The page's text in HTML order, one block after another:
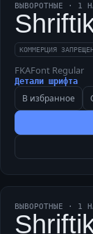
ВЫВОРОТНЫЕ · 1
КОММЕРЦИЯ
FKAFont Regular
Детали шрифта
В избранное
ВЫВОРОТНЫЕ · 1